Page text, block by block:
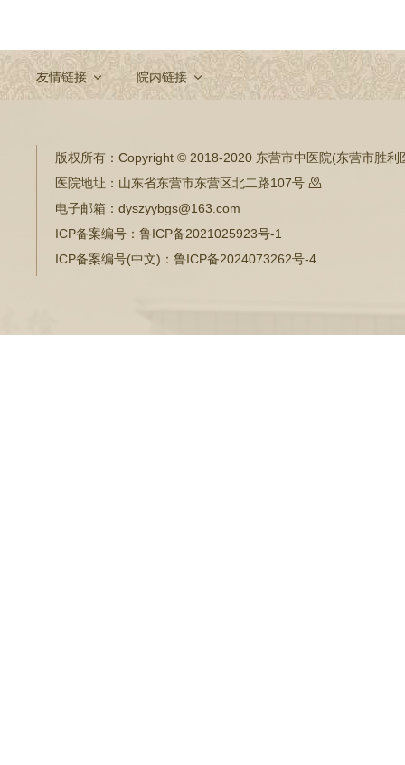
友情链接 院内链接
版权所有： Copyright © 2018-2020 东营市中医院(东营市胜利
医院地址： 山东省东营市东营区北二路107号 
电子邮箱： dyszyybgs@163.com
ICP备案编号： 鲁ICP备2021025923号-1
ICP备案编号(中文)： 鲁ICP备2024073262号-4